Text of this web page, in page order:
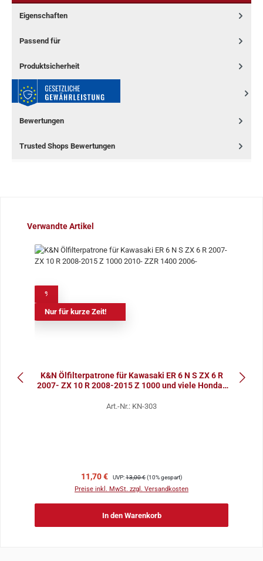
Eigenschaften
Passend für
Produktsicherheit
Bewertungen
Trusted Shops Bewertungen
Produktgalerie überspringen
Verwandte Artikel
Nur für kurze Zeit!
K&N Ölfilterpatrone für Kawasaki ER 6 N S ZX 6 R
2007- ZX 10 R 2008-2015 Z 1000 und viele Honda-
Art.-Nr.: KN-303
Verkaufspreis:
11,70 € Regulärer Preis:
UVP:13,00 €(10% gespart)
Preise inkl. MwSt. zzgl. Versandkosten
In den Warenkorb